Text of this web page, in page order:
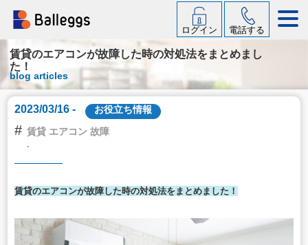
ログイン 電話する
賃貸のエアコンが故障した時の対処法をまとめまし
た！
blog articles
2023/03/16 - お役立ち情報
# 賃貸 エアコン 故障
.
賃貸のエアコンが故障した時の対処法をまとめました！